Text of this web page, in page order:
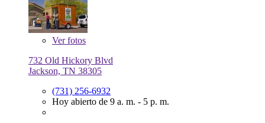
Verfotos
732 Old Hickory Blvd
Jackson, TN 38305
(731) 256-6932
Hoy abierto de 9 a. m. - 5 p. m.